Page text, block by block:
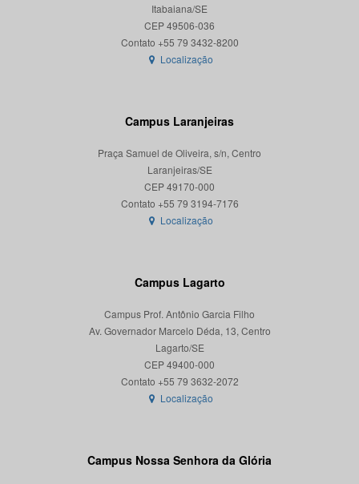
Itabaiana/SE
CEP 49506-036
Localização
Campus Laranjeiras
Praça Samuel de Oliveira, s/n, Centro
Laranjeiras/SE
CEP 49170-000
Localização
Campus Lagarto
Campus Prof. Antônio Garcia Filho
Av. Governador Marcelo Déda, 13, Centro
Lagarto/SE
CEP 49400-000
Localização
Campus Nossa Senhora da Glória